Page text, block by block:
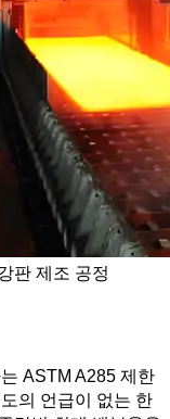
판 제조 공정
ASTM A285 제한
의 언급이 없는 한